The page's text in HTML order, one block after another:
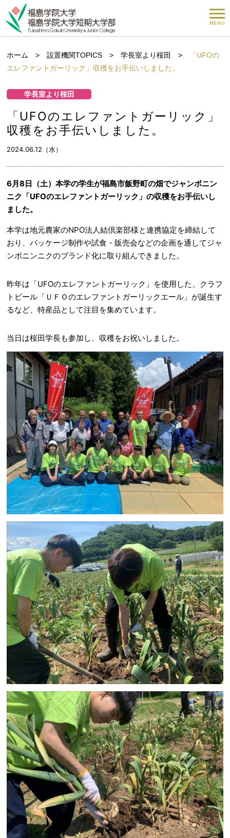
ホーム >設置機関TOPICS >学長室より桜田 >
「UFOの
エレファントガーリック」収穫をお手伝いしました。
学長室より桜田
「UFOのエレファントガーリック」
収穫をお手伝いしました。
2024.06.12（水）
6月8日（土）本学の学生が福島市飯野町の畑でジャンボニン
ニク「UFOのエレファントガーリック」の収穫をお手伝いし
ました。
本学は地元農家のNPO法人結倶楽部様と連携協定を締結して
おり、パッケージ制作や試食・販売会などの企画を通してジャ
ンボニンニクのブランド化に取り組んできました。
昨年は「UFOのエレファントガーリック」を使用した、クラフ
トビール「ＵＦＯのエレファントガーリックエール」が誕生す
るなど、特産品として注目を集めています。
当日は桜田学長も参加し、収穫をお祝いしました。